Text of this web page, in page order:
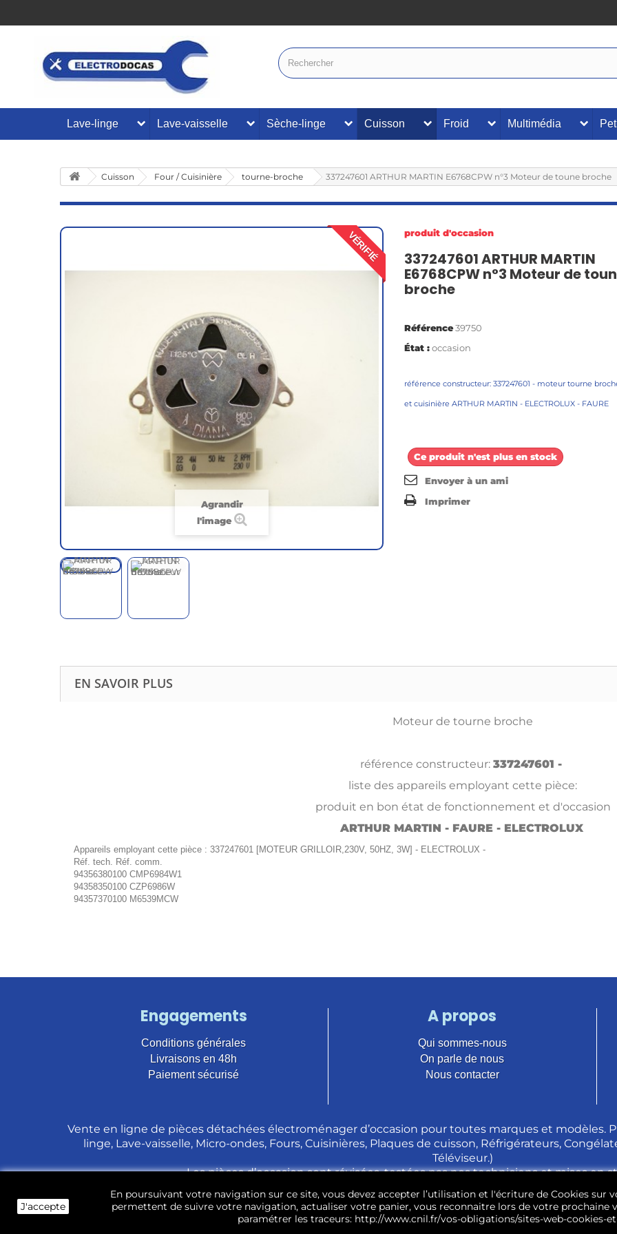
Lave-linge Lave-vaisselle Sèche-linge Cuisson Froid Multimédia
Cuisson Four / Cuisinière tourne-broche 337247601 ARTHUR MARTIN E6768CPW n°3 Moteur de toune broche
VÉRIFIÉ
Agrandir
l'image
produit d'occasion
337247601 ARTHUR MARTIN
E6768CPW n°3 Moteur de
broche
Référence39750
État :occasion
référence constructeur: 337247601 - moteur tourne
et cuisinière ARTHUR MARTIN - ELECTROLUX - FAURE
Ce produit n'est plus en stock
Envoyer à un ami
Imprimer
EN SAVOIR PLUS
Moteur de tourne broche
référence constructeur: 337247601 -
liste des appareils employant cette pièce:
produit en bon état de fonctionnement et d'occasion
ARTHUR MARTIN - FAURE - ELECTROLUX
Appareils employant cette pièce : 337247601 [MOTEUR GRILLOIR,230V, 50HZ, 3W] - ELECTROLUX -
Réf. tech. Réf. comm.
94356380100 CMP6984W1
94358350100 CZP6986W
94357370100 M6539MCW
Engagements
Conditions générales
Livraisons en 48h
Paiement sécurisé
A propos
Qui sommes-nous
On parle de nous
Nous contacter
Vente en ligne de pièces détachées électroménager d’occasion pour toutes marques et modèles.
linge, Lave-vaisselle, Micro-ondes, Fours, Cuisinières, Plaques de cuisson, Réfrigérateurs,
Téléviseur.)
Les pièces d’occasion sont révisées, testées pas nos techniciens et mises en
J'accepte
En poursuivant votre navigation sur ce site, vous devez accepter l’utilisation et l'écriture de Cookies sur
permettent de suivre votre navigation, actualiser votre panier, vous reconnaitre lors de votre prochaine
paramétrer les traceurs: http://www.cnil.fr/vos-obligations/sites-web-cookies-